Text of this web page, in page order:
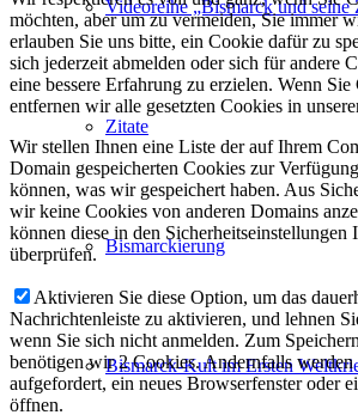
Videoreihe „Bismarck und seine
Zitate
Bismarckierung
Bismarck-Kult im Ersten
möchten, aber um zu vermeiden, Sie immer
erlauben Sie uns bitte, ein Cookie dafür zu
sich jederzeit abmelden oder sich für andere
eine bessere Erfahrung zu erzielen. Wenn Sie
entfernen wir alle gesetzten Cookies in
Wir stellen Ihnen eine Liste der auf Ihrem
Domain gespeicherten Cookies zur
können, was wir gespeichert haben. Aus
wir keine Cookies von anderen Domains
können diese in den Sicherheitseinstellungen
überprüfen.
Aktivieren Sie diese Option, um das
Nachrichtenleiste zu aktivieren, und lehnen
wenn Sie sich nicht anmelden. Zum
benötigen wir 2 Cookies. Andernfalls werden
aufgefordert, ein neues Browserfenster oder
öffnen.